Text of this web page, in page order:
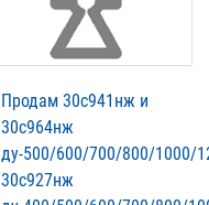
Продам 30с941нж и
30с964нж
ду-500/600/700/800/1000/
30с927нж